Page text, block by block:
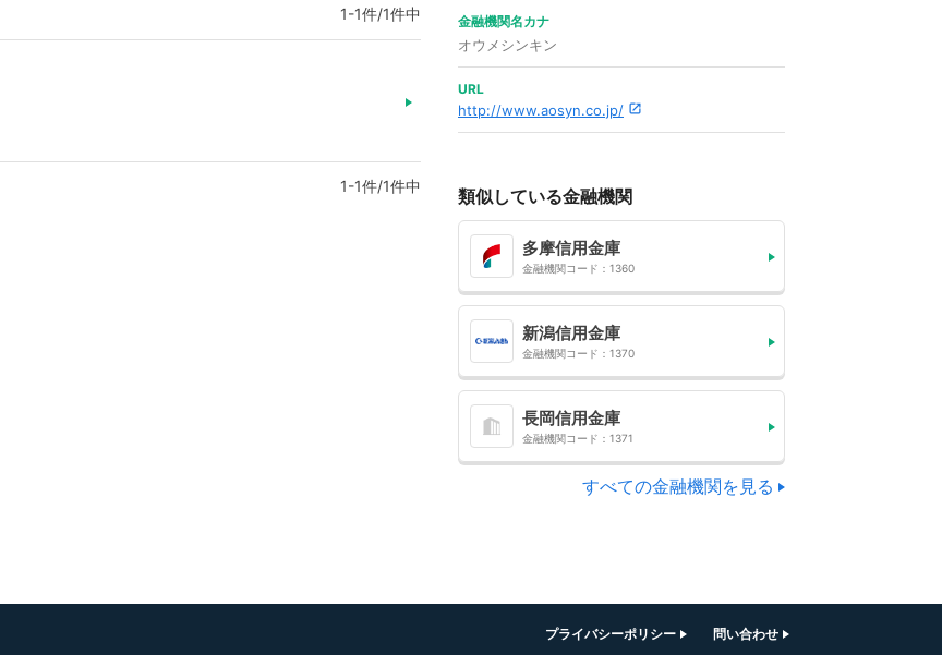
1-1件/1件中
1-1件/1件中
金融機関名カナ
オウメシンキン
URL
http://www.aosyn.co.jp/
類似している金融機関
多摩信用金庫
金融機関コード：1360
新潟信用金庫
金融機関コード：1370
長岡信用金庫
金融機関コード：1371
すべての金融機関を見る
プライバシーポリシー 問い合わせ